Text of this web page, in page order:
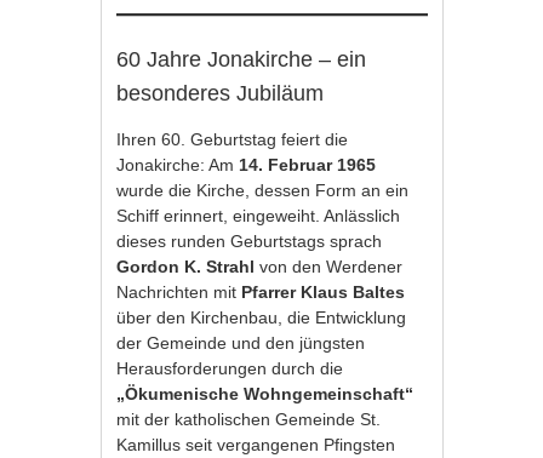
60 Jahre Jonakirche – ein
besonderes Jubiläum
Ihren 60. Geburtstag feiert die
Jonakirche: Am 14. Februar 1965
wurde die Kirche, dessen Form an ein
Schiff erinnert, eingeweiht. Anlässlich
dieses runden Geburtstags sprach
Gordon K. Strahl von den Werdener
Nachrichten mit Pfarrer Klaus Baltes
über den Kirchenbau, die Entwicklung
der Gemeinde und den jüngsten
Herausforderungen durch die
„Ökumenische Wohngemeinschaft“
mit der katholischen Gemeinde St.
Kamillus seit vergangenen Pfingsten